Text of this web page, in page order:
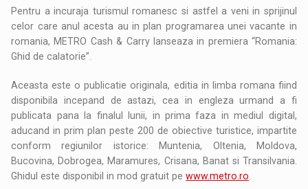
Pentru a incuraja turismul romanesc si astfel a veni in sprijinul
celor care anul acesta au in plan programarea unei vacante in
romania, METRO Cash & Carry lanseaza in premiera “Romania:
Ghid de calatorie”.
Aceasta este o publicatie originala, editia in limba romana fiind
disponibila incepand de astazi, cea in engleza urmand a fi
publicata pana la finalul lunii, in prima faza in mediul digital,
aducand in prim plan peste 200 de obiective turistice, impartite
conform regiunilor istorice: Muntenia, Oltenia, Moldova,
Bucovina, Dobrogea, Maramures, Crisana, Banat si Transilvania.
Ghidul este disponibil in mod gratuit pewww.metro.ro